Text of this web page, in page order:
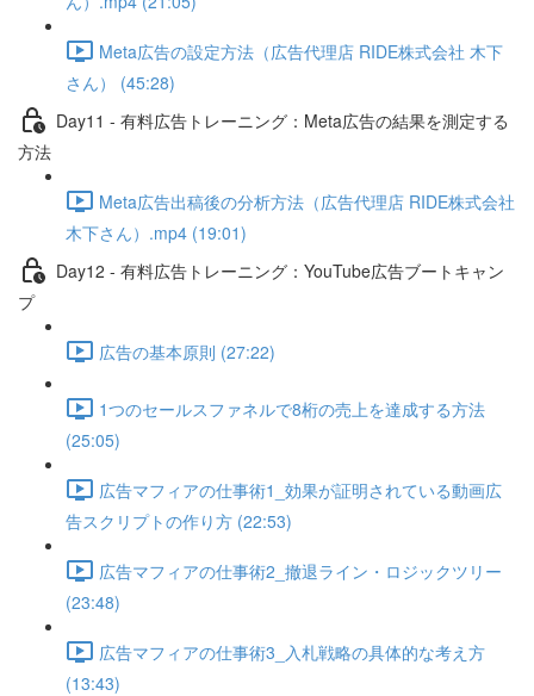
Meta広告の設定方法（広告代理店 RIDE株式会社 木下
さん） (45:28)
Day11 - 有料広告トレーニング：Meta広告の結果を測定する
方法
Meta広告出稿後の分析方法（広告代理店 RIDE株式会社
木下さん）.mp4 (19:01)
Day12 - 有料広告トレーニング：YouTube広告ブートキャン
プ
広告の基本原則 (27:22)
1つのセールスファネルで8桁の売上を達成する方法
(25:05)
広告マフィアの仕事術1_効果が証明されている動画広
告スクリプトの作り方 (22:53)
広告マフィアの仕事術2_撤退ライン・ロジックツリー
(23:48)
広告マフィアの仕事術3_入札戦略の具体的な考え方
(13:43)